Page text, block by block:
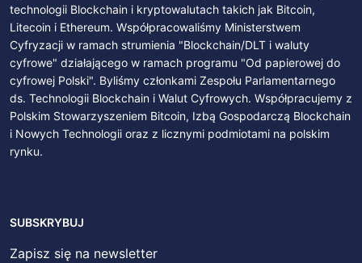
technologii Blockchain i kryptowalutach takich jak Bitcoin,
Litecoin i Ethereum. Współpracowaliśmy Ministerstwem
Cyfryzacji w ramach strumienia "Blockchain/DLT i waluty
cyfrowe" działającego w ramach programu "Od papierowej do
cyfrowej Polski". Byliśmy członkami Zespołu Parlamentarnego
ds. Technologii Blockchain i Walut Cyfrowych. Współpracujemy z
Polskim Stowarzyszeniem Bitcoin, Izbą Gospodarczą Blockchain
i Nowych Technologii oraz z licznymi podmiotami na polskim
rynku.
SUBSKRYBUJ
Zapisz się na newsletter